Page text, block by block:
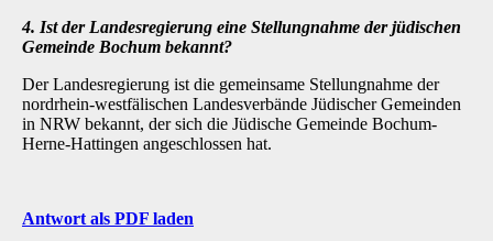
4. Ist der Landesregierung eine Stellungnahme der jüdischen
Gemeinde Bochum bekannt?
Der Landesregierung ist die gemeinsame Stellungnahme der
nordrhein-westfälischen Landesverbände Jüdischer Gemeinden
in NRW bekannt, der sich die Jüdische Gemeinde Bochum-
Herne-Hattingen angeschlossen hat.
Antwort als PDF laden